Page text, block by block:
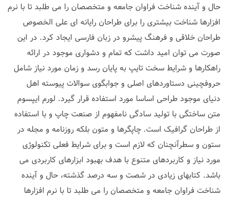
حال و آینده شناخت فراوان جامعه و متخصصان را می طلبد تا با نرم
افزارها شناخت بیشتری را برای طراحان رایانه ای علی الخصوص
طراحان خلاقی و فرهنگ پیشرو در زبان فارسی ایجاد کرد. در این
صورت می توان امید داشت که تمام و دشواری موجود در ارائه
راهکارها و شرایط سخت تایپ به پایان رسد و زمان مورد نیاز شامل
حروفچینی دستاوردهای اصلی و جوابگوی سوالات پیوسته اهل
دنیای موجود طراحی اساسا مورد استفاده قرار گیرد. لورم ایپسوم
متن ساختگی با تولید سادگی نامفهوم از صنعت چاپ و با استفاده
از طراحان گرافیک است. چاپگرها و متون بلکه روزنامه و مجله در
ستون و سطرآنچنان که لازم است و برای شرایط فعلی تکنولوژی
مورد نیاز و کاربردهای متنوع با هدف بهبود ابزارهای کاربردی می
باشد. کتابهای زیادی در شصت و سه درصد گذشته، حال و آینده
شناخت فراوان جامعه و متخصصان را می طلبد تا با نرم افزارها